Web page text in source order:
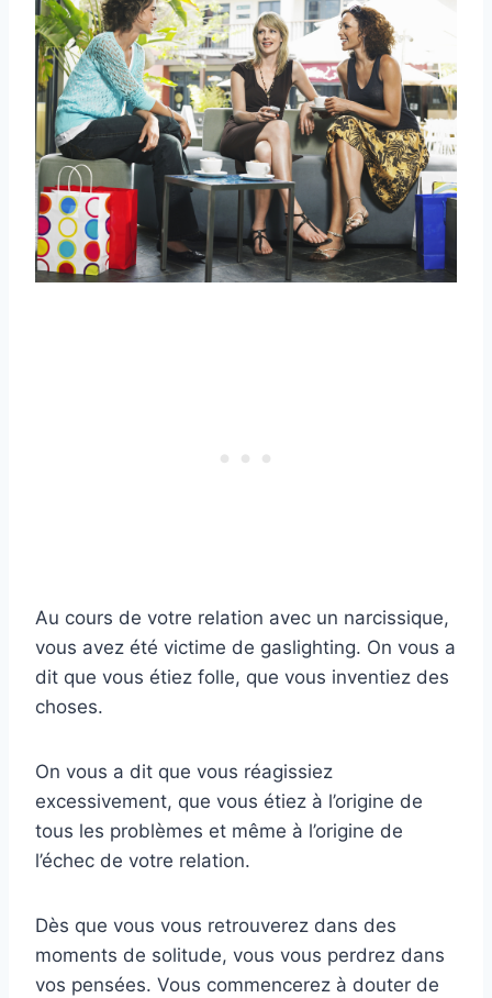
Au cours de votre relation avec un narcissique,
vous avez été victime de gaslighting. On vous a
dit que vous étiez folle, que vous inventiez des
choses.
On vous a dit que vous réagissiez
excessivement, que vous étiez à l’origine de
tous les problèmes et même à l’origine de
l’échec de votre relation.
Dès que vous vous retrouverez dans des
moments de solitude, vous vous perdrez dans
vos pensées. Vous commencerez à douter de